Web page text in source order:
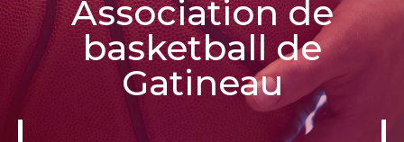
Association de
basketball de
Gatineau